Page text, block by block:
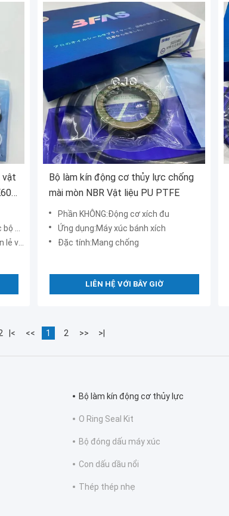
vật
xúc
dựng
Bộ làm kín động cơ thủy lực chống
mài mòn NBR Vật liệu PU PTFE
Phần KHÔNG:Động cơ xích đu
Ứng dụng:Máy xúc bánh xích
Đặc tính:Mang chống
LIÊN HỆ VỚI BÂY GIỜ
|< << 1 2 >> >|
Bộ làm kín động cơ thủy lực
O Ring Seal Kit
Bộ đóng dấu máy xúc
Con dấu dầu nổi
Thép thép nhẹ